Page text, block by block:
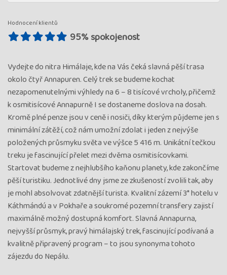
Hodnocení klientů
95% spokojenost
Vydejte do nitra Himálaje, kde na Vás čeká slavná pěší trasa
okolo čtyř Annapuren. Celý trek se budeme kochat
nezapomenutelnými výhledy na 6 – 8 tisícové vrcholy, přičemž
k osmitisícové Annapurně I se dostaneme doslova na dosah.
Kromě plné penze jsou v ceně i nosiči, díky kterým půjdeme jen s
minimální zátěží, což nám umožní zdolat i jeden z nejvýše
položených průsmyku světa ve výšce 5 416 m. Unikátní tečkou
treku je fascinující přelet mezi dvěma osmitisícovkami.
Startovat budeme z nejhlubšího kaňonu planety, kde zakončíme
pěší turistiku. Jednotlivé dny jsme ze zkušeností zvolili tak, aby
je mohl absolvovat zdatnější turista. Kvalitní zázemí 3* hotelu v
Káthmándú a v Pokhaře a soukromé pozemní transfery zajistí
maximálně možný dostupná komfort. Slavná Annapurna,
nejvyšší průsmyk, pravý himálajský trek, fascinující podívaná a
kvalitně připravený program – to jsou synonyma tohoto
zájezdu do Nepálu.